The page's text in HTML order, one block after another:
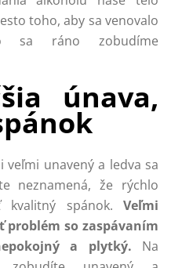
toho, aby sa venovalo
sa ráno zobudíme
únava,
unavený a ledva sa
neznamená, že rýchlo
spánok. Veľmi
problém so zaspávaním
a plytký. Na